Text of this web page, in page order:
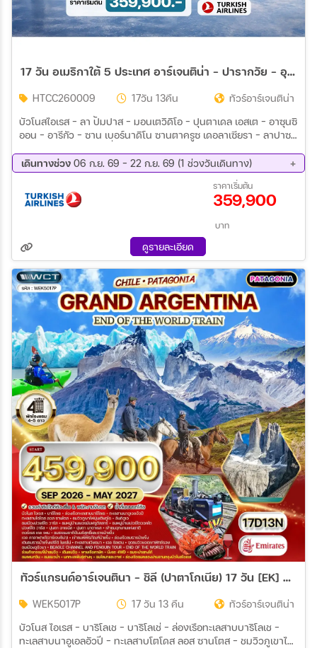
เฉพาะเทศกาล
ค้นหา
17 วัน อเมริกาใต้ 5 ประเทศ อาร์เจนติน่า – ปารากวัย – อุรุกวัย – โบลีเวีย – ชิลี
HTCC260009 17วัน 13คืน
ทัวร์อาร์เจนติน่า
บัวโนสไอเรส – ลา ปัมปาส - มอนเตวิดิโอ – ปุนตาเดล เอสเต - อาซุนซิ
ออน – อารีกัว - ซาน เบอร์นาดิโน ซานตาครูซ เดอลาเซียรา - ลาปาซ
เดินทางช่วง 06 ก.ย. 69 - 22 ก.ย. 69 (1 ช่วงวันเดินทาง)
ราคาเริ่มต้น
359,900
บาท
ดูรายละเอียด
ทัวร์แกรนด์อาร์เจนตินา - ชิลี (ปาตาโกเนีย) 17 วัน [EK] SEP 26 - MAY 27
WEK5017P 17 วัน 13 คืน
ทัวร์อาร์เจนติน่า
บัวโนส ไอเรส - บาริโลเช - บาริโลเช่ - ล่องเรือทะเลสาบบาริโลเช -
ทะเลสาบนาอูเอลอัวปี - ทะเลสาบโตโดส ลอส ซานโตส - ชมวิวภูเขาไฟ